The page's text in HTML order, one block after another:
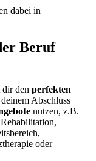
dabei in
Beruf
den perfekten
Abschluss
nutzen, z.B.
oder